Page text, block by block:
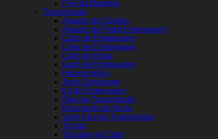
Pivô da Bandeja
Transmissão
Atuador do Câmbio
Atuador do Pedal Embreagem
Cabo de Embreagem
Colar de Embreagem
Cubo de Roda
Garfo de Embreagem
Homocinética
Junta Deslizante
Kit de Embreagem
Óleo de Transmissão
Rolamento de Roda
Semi Eixo da Transmissão
Trizeta
Trocador de Calor